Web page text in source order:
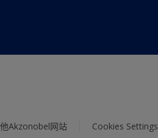
Akzonobel网站 Cookies Settings